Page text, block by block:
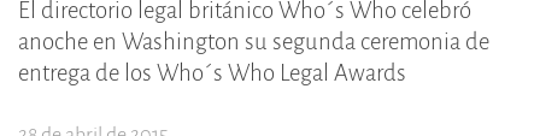
El directorio legal británico Who´s Who celebró
anoche en Washington su segunda ceremonia de
entrega de los Who´s Who Legal Awards